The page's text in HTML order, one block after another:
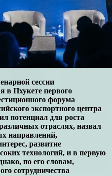
сессии
в Пхукете первого
форума
экспортного центра
потенциал для роста
отраслях, назвал
направлений,
развитие
технологий, и в первую
по его словам,
сотрудничества